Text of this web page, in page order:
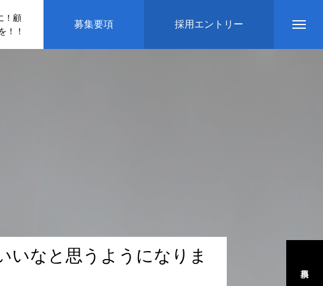
！顧
！！
募集要項 採用エントリー
いな と 思 う よ う にな り ま